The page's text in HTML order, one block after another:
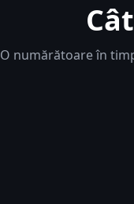
O numărătoare în